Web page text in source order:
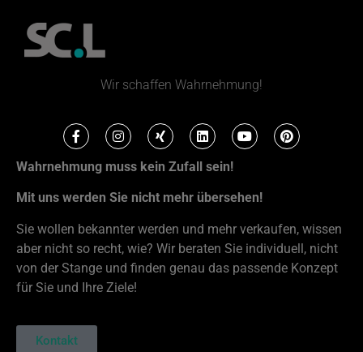
Wir schaffen Wahrnehmung!
Wahrnehmung muss kein Zufall sein!
Mit uns werden Sie nicht mehr übersehen!
Sie wollen bekannter werden und mehr verkaufen, wissen
aber nicht so recht, wie? Wir beraten Sie individuell, nicht
von der Stange und finden genau das passende Konzept
für Sie und Ihre Ziele!
Kontakt